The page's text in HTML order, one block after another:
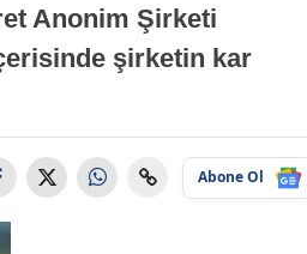
Anonim Şirketi
şirketin kar
Abone Ol